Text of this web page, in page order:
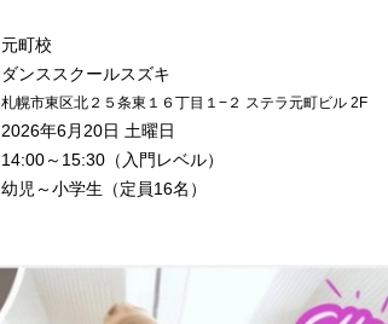
元町校
ダンススクールスズキ
札幌市東区北２５条東１６丁目１−２ ステラ元町ビル 2F
2026年6月20日 土曜日
14:00～15:30（入門レベル）
幼児～小学生（定員16名）